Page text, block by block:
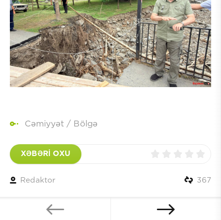
Cəmiyyət / Bölgə
XƏBƏRİ OXU
Redaktor 367